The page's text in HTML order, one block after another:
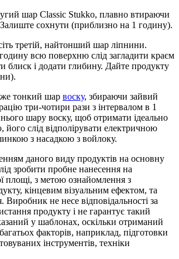
шар Classic Stukko, плавно втираючи
Залиште сохнути (приблизно на 1 годину).
третій, найтонший шар ліпнини.
всю поверхню слід загладити краєм
блиск і додати глибину. Дайте продукту
тонкий шар воску, збираючи зайвий
три-чотири рази з інтервалом в 1
шару воску, щоб отримати ідеально
слід відполірувати електричною
з насадкою з войлоку.
даного виду продуктів на основну
зробити пробне нанесення на
площі, з метою ознайомлення з
кінцевим візуальним ефектом, та
Виробник не несе відповідальності за
продукту і не гарантує такий
у шаблонах, оскільки отриманий
факторів, наприклад, підготовки
інструментів, техніки